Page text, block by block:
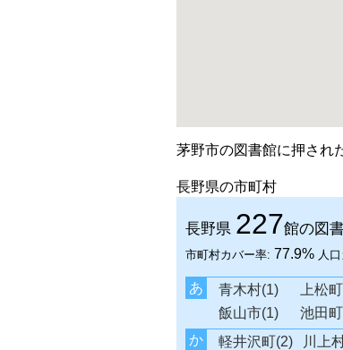
茅野市の図書館に押され
長野県の市町村
長野県 227館の図
市町村カバー率: 77.9% 人
あ 青木村(1) 上松
飯山市(1)
池田
か
軽井沢町(2) 川上